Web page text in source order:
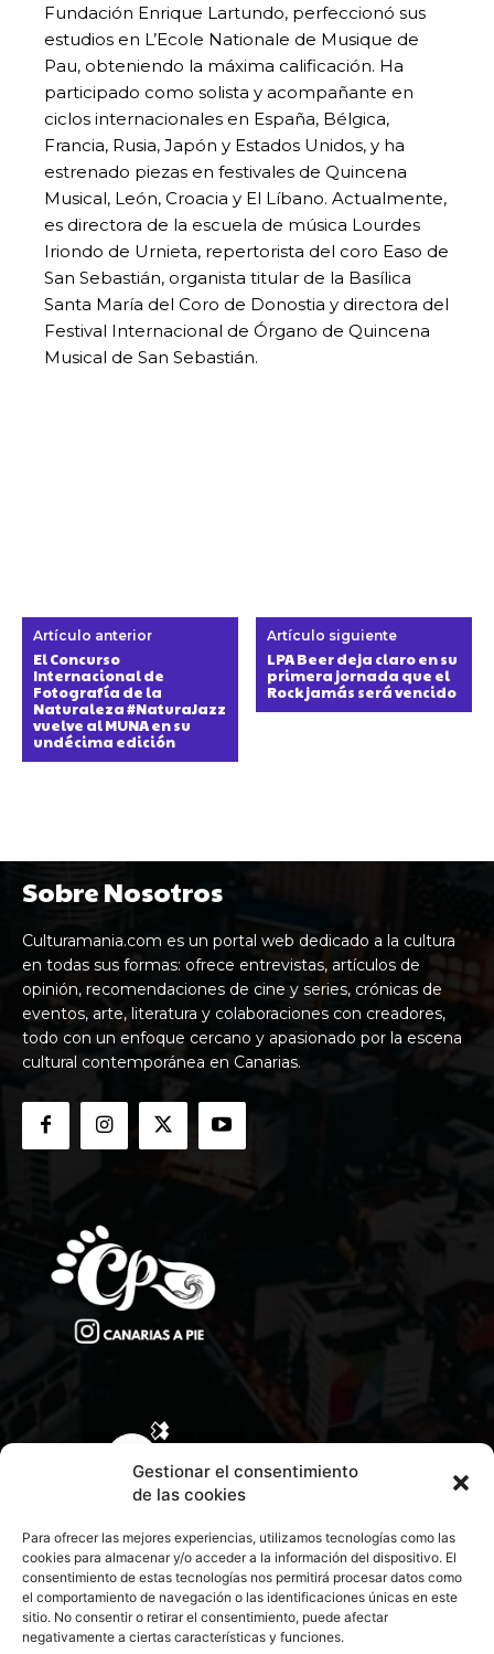
Gestionar el consentimiento
de las cookies
Para ofrecer las mejores experiencias, utilizamos tecnologías como las
cookies para almacenar y/o acceder a la información del dispositivo. El
consentimiento de estas tecnologías nos permitirá procesar datos como
el comportamiento de navegación o las identificaciones únicas en este
sitio. No consentir o retirar el consentimiento, puede afectar
negativamente a ciertas características y funciones.
Fundación Enrique Lartundo, perfeccionó sus
estudios en L’Ecole Nationale de Musique de
Pau, obteniendo la máxima calificación. Ha
participado como solista y acompañante en
ciclos internacionales en España, Bélgica,
Francia, Rusia, Japón y Estados Unidos, y ha
estrenado piezas en festivales de Quincena
Musical, León, Croacia y El Líbano. Actualmente,
es directora de la escuela de música Lourdes
Iriondo de Urnieta, repertorista del coro Easo de
San Sebastián, organista titular de la Basílica
Santa María del Coro de Donostia y directora del
Festival Internacional de Órgano de Quincena
Musical de San Sebastián.
Artículo anterior
El Concurso
Internacional de
Fotografía de la
Naturaleza #NaturaJazz
vuelve al MUNA en su
undécima edición
Artículo siguiente
LPA Beer deja claro en su
primera jornada que el
Rock jamás será vencido
Sobre Nosotros
Culturamania.com es un portal web dedicado a la cultura
en todas sus formas: ofrece entrevistas, artículos de
opinión, recomendaciones de cine y series, crónicas de
eventos, arte, literatura y colaboraciones con creadores,
todo con un enfoque cercano y apasionado por la escena
cultural contemporánea en Canarias.
CONTACTA CON NOSOTROS